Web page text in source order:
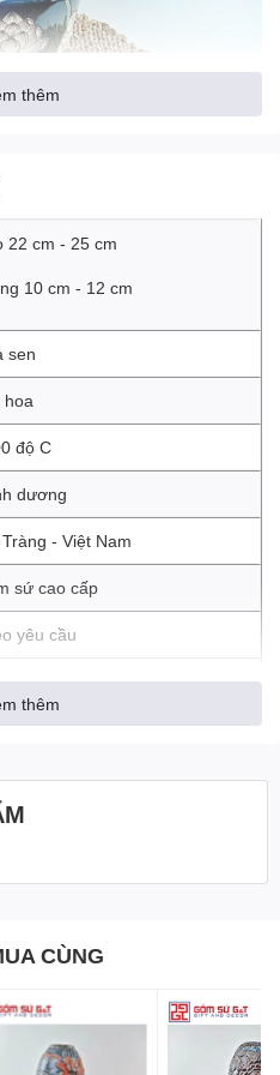
nổicủa gốm Bát Tràng có nhiều
trang trí khác nhau. Chất liệu
trí của gốm Bát Tràng có độ
thêm
22 cm - 25 cm
10 cm - 12 cm
sen
hoa
độ C
dương
- Việt Nam
sứ cao cấp
yêu cầu
sức khỏe, thân thiện môi
thêm
CÙNG